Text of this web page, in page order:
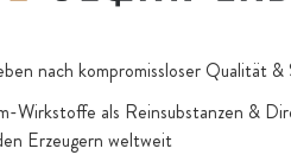
nach kompromissloser Qualität
Wirkstoffe als Reinsubstanzen &
Erzeugern weltweit